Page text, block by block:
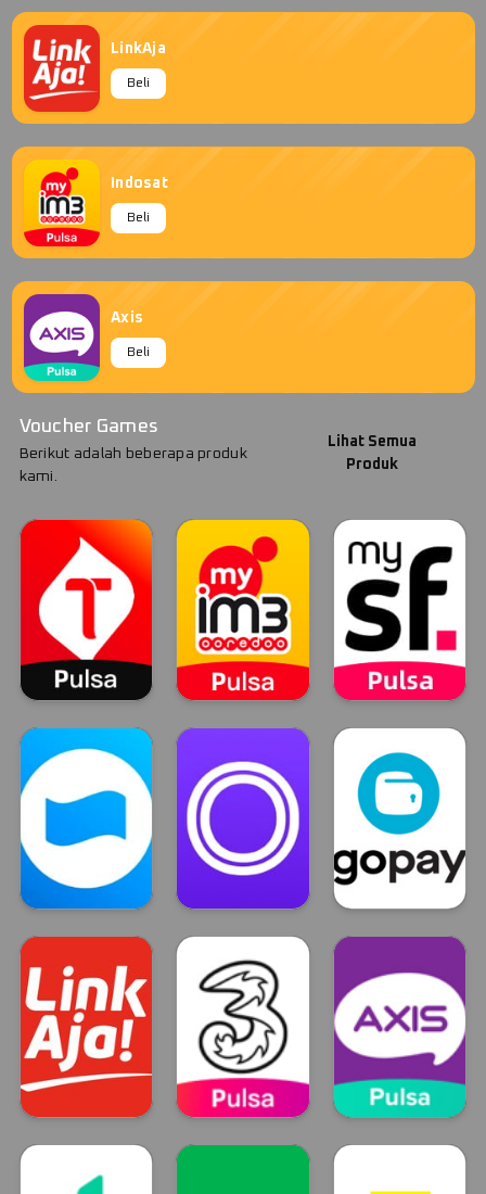
LinkAja
Beli
Indosat
Beli
Axis
Beli
Voucher Games
Berikut adalah beberapa produk
kami.
Lihat Semua
Produk
TELKOMSEL INDOSAT Smartfren
DANA OVO GO PAY
LinkAja TRI Axis